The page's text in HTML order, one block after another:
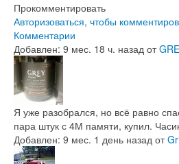
Прокомментировать
Авторизоваться, чтобы
Комментарии
Добавлен: 9 мес. 18 ч. назад от
Я уже разобрался, но всё равно
пара штук с 4М памяти, купил.
Добавлен: 9 мес. 1 день назад от